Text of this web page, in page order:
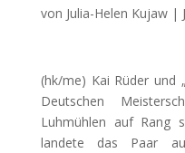
von Julia-Helen Kujaw|
(hk/me) Kai Rüder und
Deutschen
Luhmühlen auf Rang
landete das Paar